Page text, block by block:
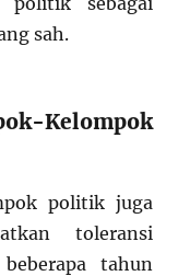
sah.
Kelompok
politik juga
toleransi
tahun